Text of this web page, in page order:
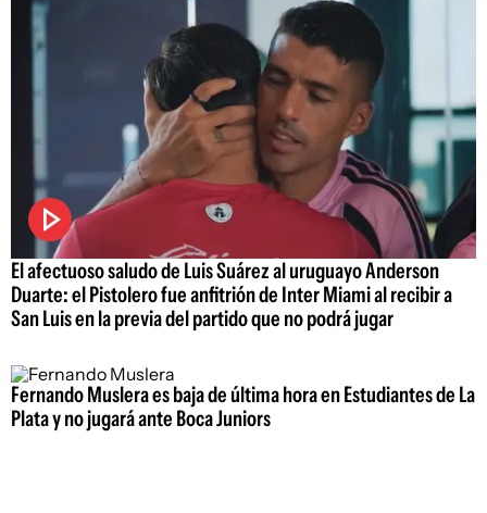
El afectuoso saludo de Luis Suárez al uruguayo Anderson
Duarte: el Pistolero fue anfitrión de Inter Miami al recibir a
San Luis en la previa del partido que no podrá jugar
Fernando Muslera es baja de última hora en Estudiantes de La
Plata y no jugará ante Boca Juniors